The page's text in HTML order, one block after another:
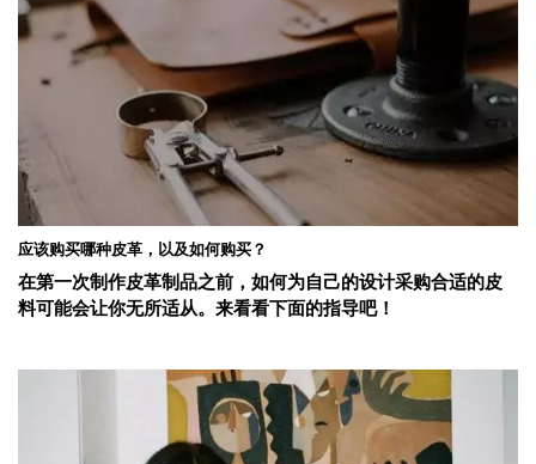
应该购买哪种皮革，以及如何购买？
在第一次制作皮革制品之前，如何为自己的设计采购合适的皮
料可能会让你无所适从。来看看下面的指导吧！